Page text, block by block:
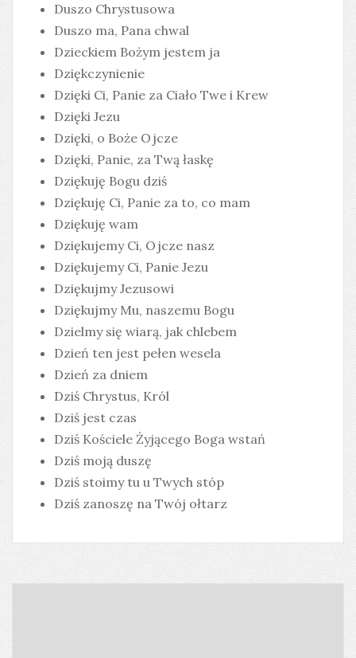
Duszo Chrystusowa
Duszo ma, Pana chwal
Dzieckiem Bożym jestem ja
Dziękczynienie
Dzięki Ci, Panie za Ciało Twe i Krew
Dzięki Jezu
Dzięki, o Boże Ojcze
Dzięki, Panie, za Twą łaskę
Dziękuję Bogu dziś
Dziękuję Ci, Panie za to, co mam
Dziękuję wam
Dziękujemy Ci, Ojcze nasz
Dziękujemy Ci, Panie Jezu
Dziękujmy Jezusowi
Dziękujmy Mu, naszemu Bogu
Dzielmy się wiarą, jak chlebem
Dzień ten jest pełen wesela
Dzień za dniem
Dziś Chrystus, Król
Dziś jest czas
Dziś Kościele Żyjącego Boga wstań
Dziś moją duszę
Dziś stoimy tu u Twych stóp
Dziś zanoszę na Twój ołtarz